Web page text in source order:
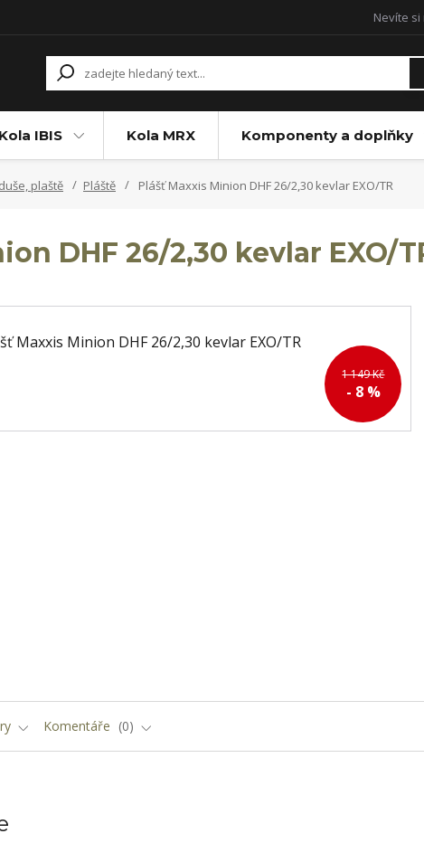
Nevíte
Kola IBIS Kola MRX Komponenty a doplňky
plaště Pláště Plášť Maxxis Minion DHF 26/2,30 kevlar EXO/TR
DHF 26/2,30 kevlar EXO/
1 149 Kč
- 8 %
Komentáře 0